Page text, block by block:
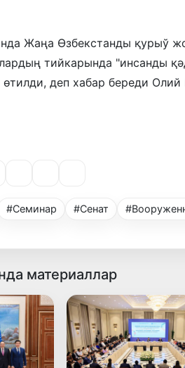
Жаңа Өзбекстанды қурыў
тийкарында "инсанды
өтилди, деп хабар береди
#Семинар #Сенат
материаллар